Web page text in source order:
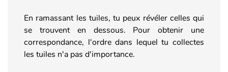
En ramassant les tuiles, tu peux révéler celles qui
se trouvent en dessous. Pour obtenir une
correspondance, l'ordre dans lequel tu collectes
les tuiles n'a pas d'importance.